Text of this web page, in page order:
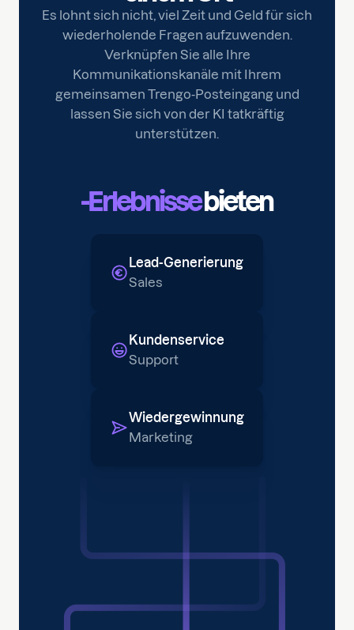
Es lohnt sich nicht, viel Zeit und Geld für sich
wiederholende Fragen aufzuwenden.
Verknüpfen Sie alle Ihre
Kommunikationskanäle mit Ihrem
gemeinsamen Trengo-Posteingang und
lassen Sie sich von der KI tatkräftig
unterstützen.
-Erlebnissebieten
Lead-Generierung
Sales
Kundenservice
Support
Wiedergewinnung
Marketing